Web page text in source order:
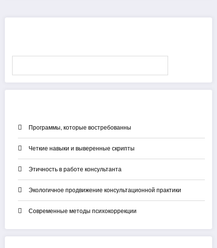
Программы, которые востребованны
Четкие навыки и выверенные скрипты
Этичность в работе консультанта
Экологичное продвижение консультационной практики
Современные методы психокоррекции